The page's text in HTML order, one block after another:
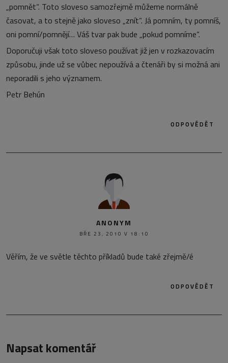
„pomnět“. Toto sloveso samozřejmě můžeme normálně
časovat, a to stejně jako sloveso „znít“. Já pomním, ty pomníš,
oni pomní/pomnějí… Váš tvar pak bude „pokud pomníme“.
Doporučuji však toto sloveso používat již jen v rozkazovacím
způsobu, jinde už se vůbec nepoužívá a čtenáři by si možná ani
neporadili s jeho významem.
Petr Behún
ODPOVĚDĚT
ANONYM
BŘE 23, 2010 V 18:10
Věřím, že ve světle těchto příkladů bude také zřejmě/é
ODPOVĚDĚT
Napsat komentář